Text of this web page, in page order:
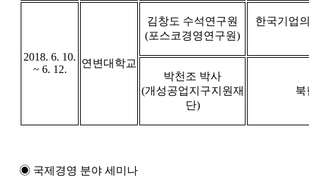
2018. 6. 10.
~ 6. 12.
연변대학교
김창도 수석연구원
(포스코경영연구원)
한국기업
박천조 박사
(개성공업지구지원재
단)
북
◉ 국제경영 분야 세미나